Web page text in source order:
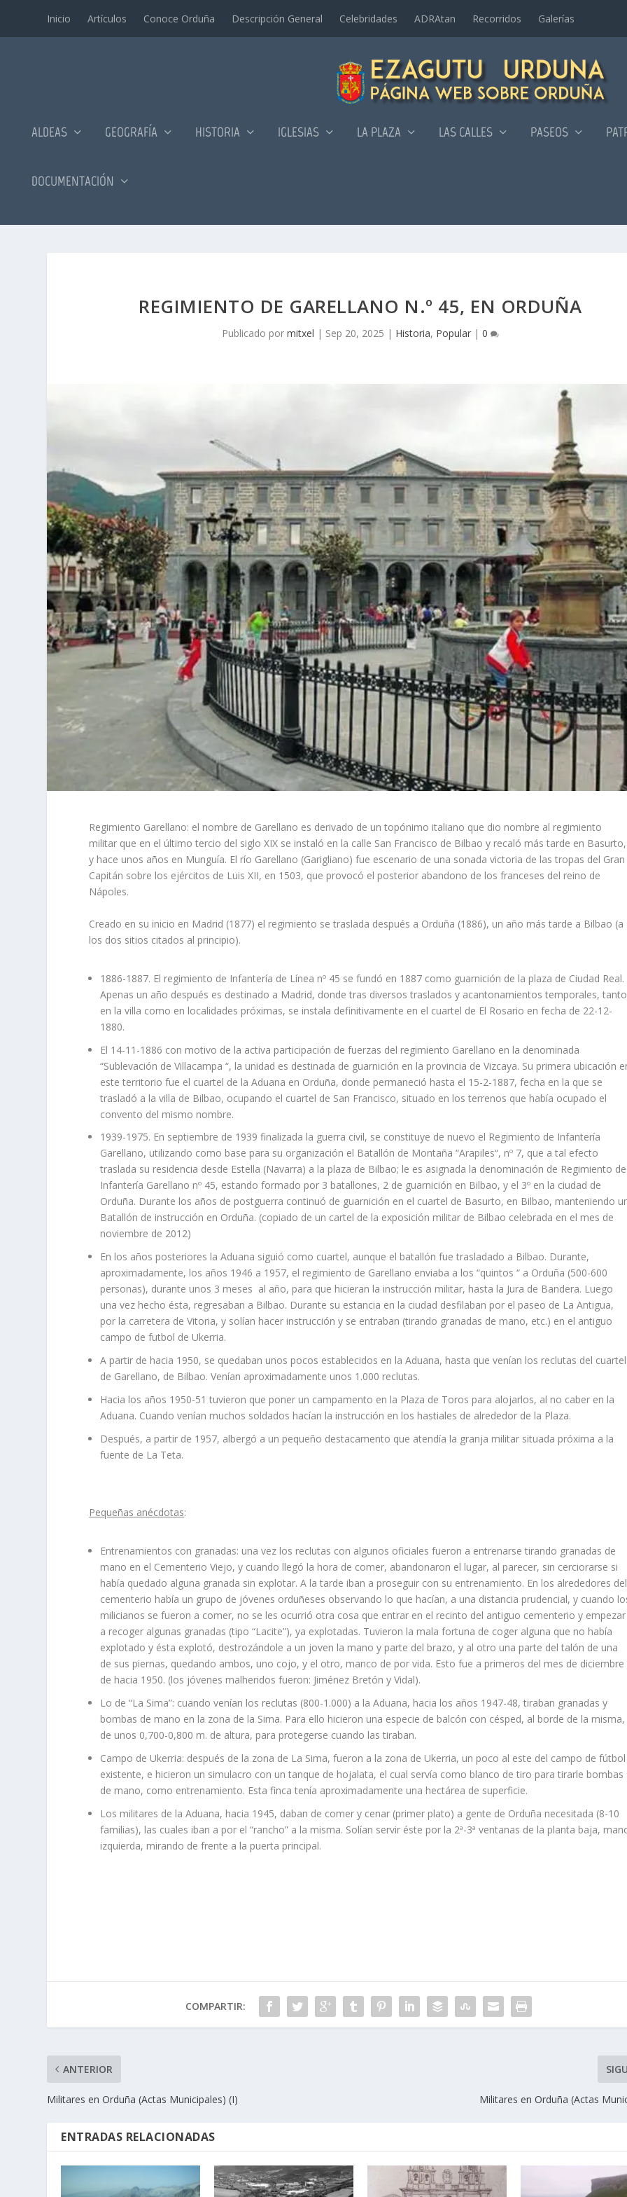
Inicio Artí­culos Conoce Orduña Descripción General Celebridades ADRAtan Recorridos Galerí­as
ALDEAS GEOGRAFÍA HISTORIA IGLESIAS LA PLAZA LAS CALLES PASEOS
DOCUMENTACIÓN
REGIMIENTO DE GARELLANO N.º 45, EN ORDUÑA
Publicado por mitxel | Sep 20, 2025 | Historia, Popular| 0
Regimiento Garellano: el nombre de Garellano es derivado de un topónimo italiano que dio nombre al regimiento
militar que en el último tercio del siglo XIX se instaló en la calle San Francisco de Bilbao y recaló más tarde en Basurto,
y hace unos años en Munguía. El río Garellano (Garigliano) fue escenario de una sonada victoria de las tropas del Gran
Capitán sobre los ejércitos de Luis XII, en 1503, que provocó el posterior abandono de los franceses del reino de
Nápoles.
Creado en su inicio en Madrid (1877) el regimiento se traslada después a Orduña (1886), un año más tarde a Bilbao (a
los dos sitios citados al principio).
1886-1887. El regimiento de Infantería de Línea nº 45 se fundó en 1887 como guarnición de la plaza de Ciudad Real.
Apenas un año después es destinado a Madrid, donde tras diversos traslados y acantonamientos temporales, tanto
en la villa como en localidades próximas, se instala definitivamente en el cuartel de El Rosario en fecha de 22-12-
1880.
El 14-11-1886 con motivo de la activa participación de fuerzas del regimiento Garellano en la denominada
“Sublevación de Villacampa “, la unidad es destinada de guarnición en la provincia de Vizcaya. Su primera ubicación
este territorio fue el cuartel de la Aduana en Orduña, donde permaneció hasta el 15-2-1887, fecha en la que se
trasladó a la villa de Bilbao, ocupando el cuartel de San Francisco, situado en los terrenos que había ocupado el
convento del mismo nombre.
1939-1975. En septiembre de 1939 finalizada la guerra civil, se constituye de nuevo el Regimiento de Infantería
Garellano, utilizando como base para su organización el Batallón de Montaña “Arapiles“, nº 7, que a tal efecto
traslada su residencia desde Estella (Navarra) a la plaza de Bilbao; le es asignada la denominación de Regimiento de
Infantería Garellano nº 45, estando formado por 3 batallones, 2 de guarnición en Bilbao, y el 3º en la ciudad de
Orduña. Durante los años de postguerra continuó de guarnición en el cuartel de Basurto, en Bilbao, manteniendo
Batallón de instrucción en Orduña. (copiado de un cartel de la exposición militar de Bilbao celebrada en el mes de
noviembre de 2012)
En los años posteriores la Aduana siguió como cuartel, aunque el batallón fue trasladado a Bilbao. Durante,
aproximadamente, los años 1946 a 1957, el regimiento de Garellano enviaba a los “quintos “ a Orduña (500-600
personas), durante unos 3 meses al año, para que hicieran la instrucción militar, hasta la Jura de Bandera. Luego
una vez hecho ésta, regresaban a Bilbao. Durante su estancia en la ciudad desfilaban por el paseo de La Antigua,
por la carretera de Vitoria, y solían hacer instrucción y se entraban (tirando granadas de mano, etc.) en el antiguo
campo de futbol de Ukerria.
A partir de hacia 1950, se quedaban unos pocos establecidos en la Aduana, hasta que venían los reclutas del cuartel
de Garellano, de Bilbao. Venían aproximadamente unos 1.000 reclutas.
Hacia los años 1950-51 tuvieron que poner un campamento en la Plaza de Toros para alojarlos, al no caber en la
Aduana. Cuando venían muchos soldados hacían la instrucción en los hastiales de alrededor de la Plaza.
Después, a partir de 1957, albergó a un pequeño destacamento que atendía la granja militar situada próxima a la
fuente de La Teta.
Pequeñas anécdotas:
Entrenamientos con granadas: una vez los reclutas con algunos oficiales fueron a entrenarse tirando granadas de
mano en el Cementerio Viejo, y cuando llegó la hora de comer, abandonaron el lugar, al parecer, sin cerciorarse si
había quedado alguna granada sin explotar. A la tarde iban a proseguir con su entrenamiento. En los alrededores del
cementerio había un grupo de jóvenes orduñeses observando lo que hacían, a una distancia prudencial, y cuando
milicianos se fueron a comer, no se les ocurrió otra cosa que entrar en el recinto del antiguo cementerio y empezar
a recoger algunas granadas (tipo “Lacite”), ya explotadas. Tuvieron la mala fortuna de coger alguna que no había
explotado y ésta explotó, destrozándole a un joven la mano y parte del brazo, y al otro una parte del talón de una
de sus piernas, quedando ambos, uno cojo, y el otro, manco de por vida. Esto fue a primeros del mes de diciembre
de hacia 1950. (los jóvenes malheridos fueron: Jiménez Bretón y Vidal).
Lo de “La Sima”: cuando venían los reclutas (800-1.000) a la Aduana, hacia los años 1947-48, tiraban granadas y
bombas de mano en la zona de la Sima. Para ello hicieron una especie de balcón con césped, al borde de la misma,
de unos 0,700-0,800 m. de altura, para protegerse cuando las tiraban.
Campo de Ukerria: después de la zona de La Sima, fueron a la zona de Ukerria, un poco al este del campo de fútbol
existente, e hicieron un simulacro con un tanque de hojalata, el cual servía como blanco de tiro para tirarle bombas
de mano, como entrenamiento. Esta finca tenía aproximadamente una hectárea de superficie.
Los militares de la Aduana, hacia 1945, daban de comer y cenar (primer plato) a gente de Orduña necesitada (8-10
familias), las cuales iban a por el “rancho” a la misma. Solían servir éste por la 2ª-3ª ventanas de la planta baja,
izquierda, mirando de frente a la puerta principal.
COMPARTIR:
ANTERIOR
Militares en Orduña (Actas Municipales) (I) Militares en Orduña (Actas
ENTRADAS RELACIONADAS